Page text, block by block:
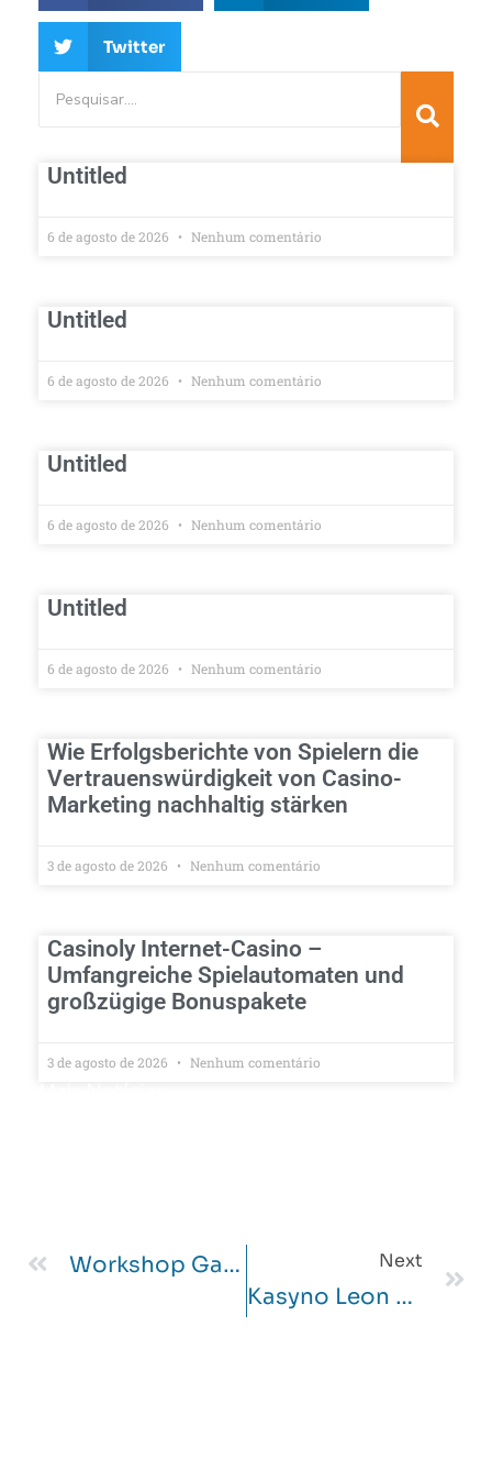
Twitter
Untitled
6 de agosto de 2026 Nenhum comentário
Untitled
6 de agosto de 2026 Nenhum comentário
Untitled
6 de agosto de 2026 Nenhum comentário
Untitled
6 de agosto de 2026 Nenhum comentário
Wie Erfolgsberichte von Spielern die
Vertrauenswürdigkeit von Casino-
Marketing nachhaltig stärken
3 de agosto de 2026 Nenhum comentário
Casinoly Internet-Casino –
Umfangreiche Spielautomaten und
großzügige Bonuspakete
3 de agosto de 2026 Nenhum comentário
Workshop Gaming Live Card Game Hideout Arrangement In UK Next
Kasyno Leon Oferuje Użytkownikom Z Polski Wygodne Opcje Płatności